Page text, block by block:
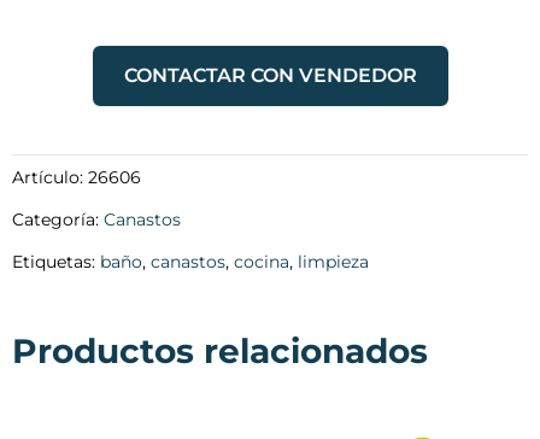
CONTACTAR CON VENDEDOR
Artículo: 26606
Categoría: Canastos
Etiquetas: baño, canastos, cocina, limpieza
Productos relacionados